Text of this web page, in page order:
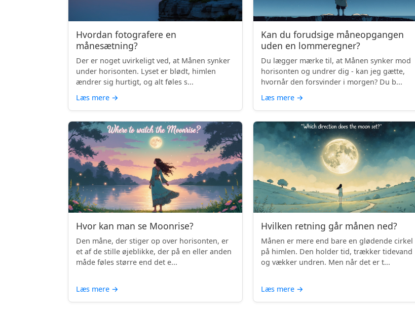
Hvordan fotografere en
månesætning?
Der er noget uvirkeligt ved, at Månen synker
under horisonten. Lyset er blødt, himlen
ændrer sig hurtigt, og alt føles s...
Læs mere →
Kan du forudsige måneopgangen
uden en lommeregner?
Du lægger mærke til, at Månen synker mod
horisonten og undrer dig - kan jeg gætte,
hvornår den forsvinder i morgen? Du b...
Læs mere →
Hvor kan man se Moonrise?
Den måne, der stiger op over horisonten, er
et af de stille øjeblikke, der på en eller anden
måde føles større end det e...
Læs mere →
Hvilken retning går månen ned?
Månen er mere end bare en glødende cirkel
på himlen. Den holder tid, trækker tidevand
og vækker undren. Men når det er t...
Læs mere →